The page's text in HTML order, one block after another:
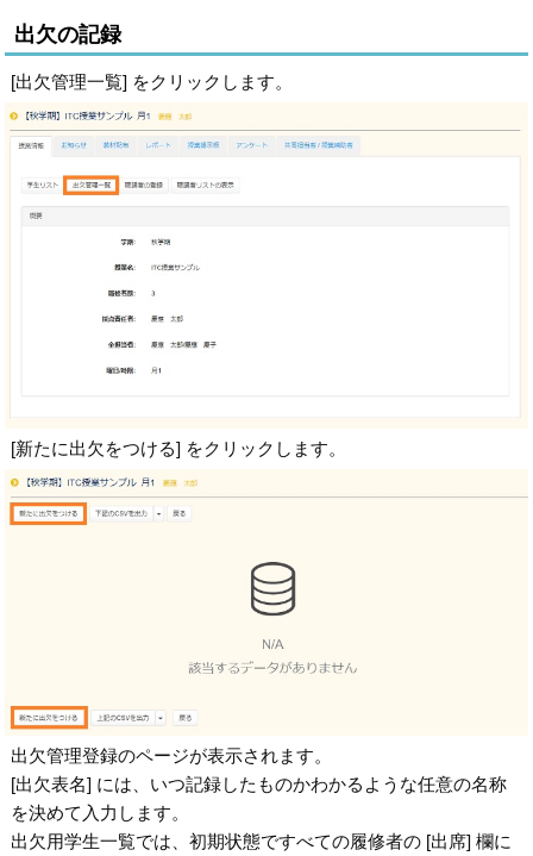
出欠の記録
[出欠管理一覧] をクリックします。
[新たに出欠をつける] をクリックします。
出欠管理登録のページが表示されます。
[出欠表名] には、いつ記録したものかわかるような任意の名称
を決めて入力します。
出欠用学生一覧では、初期状態ですべての履修者の [出席] 欄に